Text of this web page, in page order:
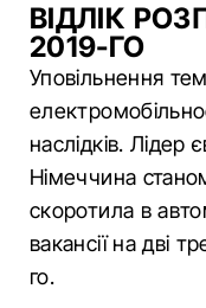
ВІДЛІК
2019-ГО
Уповільнення
наслідків.
Німеччина
скоротила в
вакансії на дві
го.